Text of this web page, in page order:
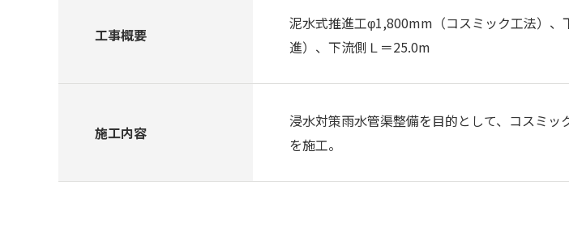
工事概要
泥水式推進工φ1,800mm（コスミック工法）
進）、下流側Ｌ＝25.0m
施工内容
浸水対策雨水管渠整備を目的として、コスミ
を施工。